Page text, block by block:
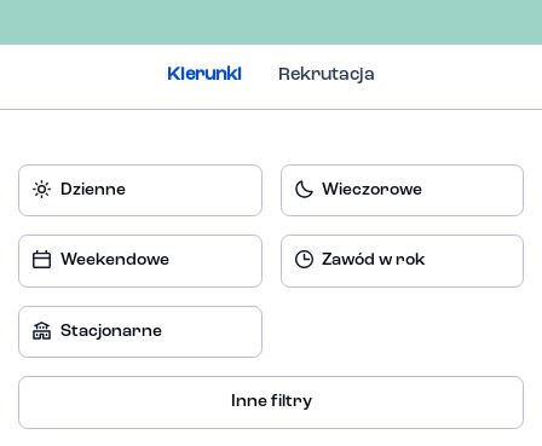
Kierunki Rekrutacja
Dzienne Wieczorowe
Weekendowe Zawód w rok
Stacjonarne
Inne filtry